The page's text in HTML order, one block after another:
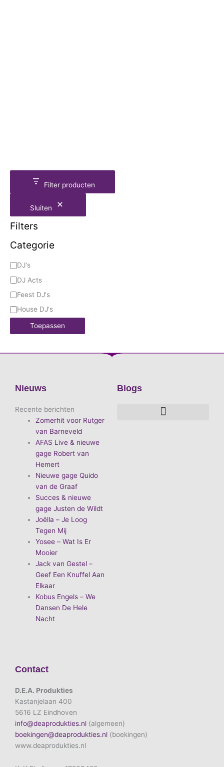
Filter producten
Sluiten
Filters
Categorie
DJ's
DJ Acts
Feest DJ's
House DJ's
Toepassen
Nieuws
Recente berichten
Zomerhit voor Rutger
van Barneveld
AFAS Live & nieuwe
gage Robert van
Hemert
Nieuwe gage Quido
van de Graaf
Succes & nieuwe
gage Justen de Wildt
Joëlla – Je Loog
Tegen Mij
Yosee – Wat Is Er
Mooier
Jack van Gestel –
Geef Een Knuffel Aan
Elkaar
Kobus Engels – We
Dansen De Hele
Nacht
Blogs
Contact
D.E.A. Produkties
Kastanjelaan 400
5616 LZ Eindhoven
info@deaprodukties.nl (algemeen)
boekingen@deaprodukties.nl (boekingen)
www.deaprodukties.nl